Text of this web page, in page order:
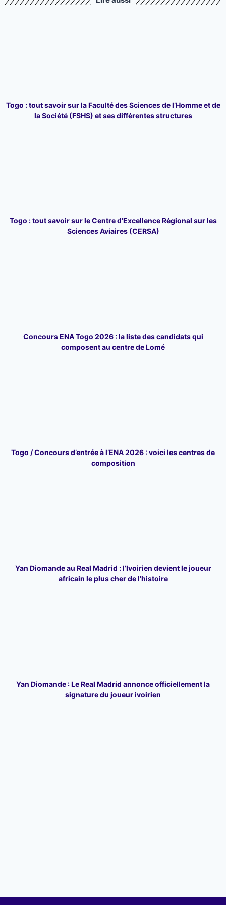
Togo : tout savoir sur la Faculté des Sciences de l’Homme et de
la Société (FSHS) et ses différentes structures
Togo : tout savoir sur le Centre d’Excellence Régional sur les
Sciences Aviaires (CERSA)
Concours ENA Togo 2026 : la liste des candidats qui
composent au centre de Lomé
Togo / Concours d’entrée à l’ENA 2026 : voici les centres de
composition
Yan Diomande au Real Madrid : l’Ivoirien devient le joueur
africain le plus cher de l’histoire
Yan Diomande : Le Real Madrid annonce officiellement la
signature du joueur ivoirien